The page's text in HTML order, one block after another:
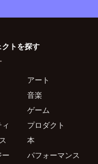
トを探す
アート
音楽
ゲーム
プロダクト
本
パフォーマンス